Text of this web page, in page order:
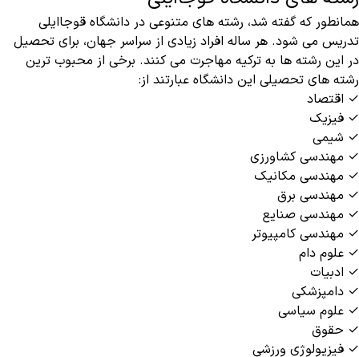
همانطور که گفته شد، رشته های متنوعی در دانشگاه قوجاایلی
تدریس می شود. هر ساله افراد زیادی از سراسر جهان، برای تحصیل
در این رشته ها به ترکیه مهاجرت می کنند‌. برخی از محبوب ترین
رشته های تحصیلی این دانشگاه عبارتند از:
✓ اقتصاد
✓ فیزیک
✓ شیمی
✓ مهندسی کشاورزی
✓ مهندسی مکانیک
✓ مهندسی برق
✓ مهندسی صنایع
✓ مهندسی کامپیوتر
✓ علوم دام
✓ ادبیات
✓ دامپزشکی
✓ علوم سیاسی
✓ حقوق
✓ فیزیولوژی ورزشی